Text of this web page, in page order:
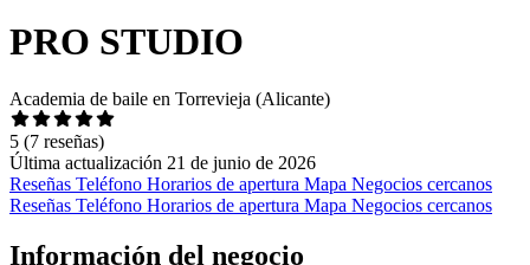
PRO STUDIO
Academia de baile en Torrevieja (Alicante)
5 (7 reseñas)
Última actualización 21 de junio de 2026
Reseñas Teléfono Horarios de apertura Mapa Negocios cercanos
Reseñas Teléfono Horarios de apertura Mapa Negocios cercanos
Información del negocio